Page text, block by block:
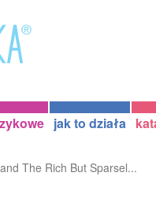
jak to działa
The Rich But Sparsel...